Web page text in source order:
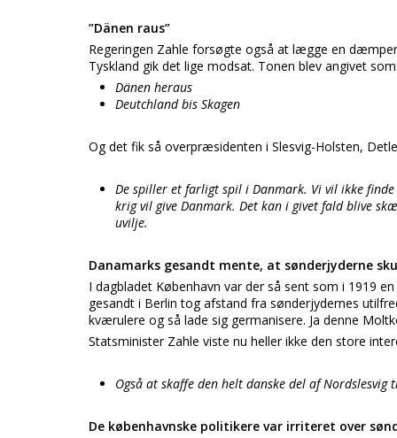
”Dänen raus”
Regeringen Zahle forsøgte også at lægge en
Tyskland gik det lige modsat. Tonen blev angivet
Dänen heraus
Deutchland bis Skagen
Og det fik så overpræsidenten i Slesvig-Holsten,
De spiller et farligt spil i Danmark. Vi vil ikke
krig vil give Danmark. Det kan i givet fald blive
uvilje.
Danamarks gesandt mente, at sønderjyderne
I dagbladet København var der så sent som i 1919
gesandt i Berlin tog afstand fra sønderjydernes
kværulere og så lade sig germanisere. Ja denne
Statsminister Zahle viste nu heller ikke den store
Også at skaffe den helt danske del af
De københavnske politikere var irriteret over